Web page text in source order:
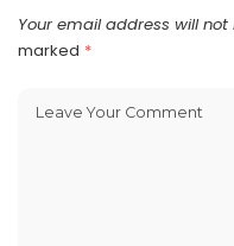
Your email address will not
marked *